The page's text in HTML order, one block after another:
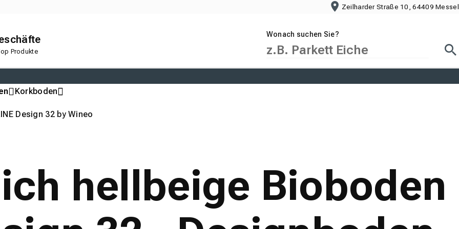
Zeilharder Straße 10, 64409 Messel
Produkte
Wonach suchen Sie?
Korkboden
Design 32 by Wineo
hellbeige Bioboden